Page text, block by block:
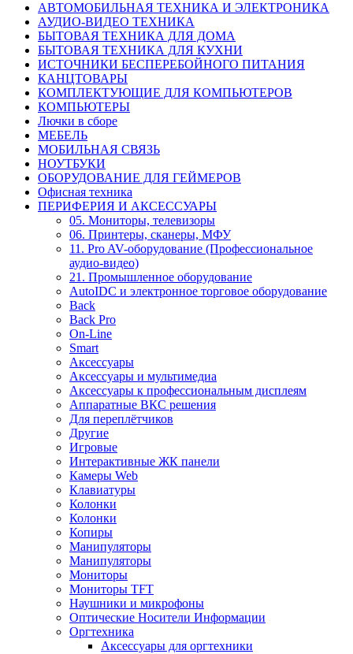
АВТОМОБИЛЬНАЯ ТЕХНИКА И ЭЛЕКТРОНИКА
АУДИО-ВИДЕО ТЕХНИКА
БЫТОВАЯ ТЕХНИКА ДЛЯ ДОМА
БЫТОВАЯ ТЕХНИКА ДЛЯ КУХНИ
ИСТОЧНИКИ БЕСПЕРЕБОЙНОГО ПИТАНИЯ
КАНЦТОВАРЫ
КОМПЛЕКТУЮЩИЕ ДЛЯ КОМПЬЮТЕРОВ
КОМПЬЮТЕРЫ
Лючки в сборе
МЕБЕЛЬ
МОБИЛЬНАЯ СВЯЗЬ
НОУТБУКИ
ОБОРУДОВАНИЕ ДЛЯ ГЕЙМЕРОВ
Офисная техника
ПЕРИФЕРИЯ И АКСЕССУАРЫ
05. Мониторы, телевизоры
06. Принтеры, сканеры, МФУ
11. Pro AV-оборудование (Профессиональное
аудио-видео)
21. Промышленное оборудование
AutoIDC и электронное торговое оборудование
Back
Back Pro
On-Line
Smart
Аксессуары
Аксессуары и мультимедиа
Аксессуары к профессиональным дисплеям
Аппаратные ВКС решения
Для переплётчиков
Другие
Игровые
Интерактивные ЖК панели
Камеры Web
Клавиатуры
Колонки
Колонки
Копиры
Манипуляторы
Манипуляторы
Мониторы
Мониторы TFT
Наушники и микрофоны
Оптические Носители Информации
Оргтехника
Аксессуары для оргтехники